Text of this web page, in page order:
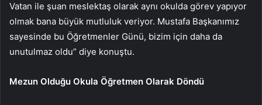
Vatan ile şuan meslektaş olarak aynı okulda görev yapıyor
olmak bana büyük mutluluk veriyor. Mustafa Başkanımız
sayesinde bu Öğretmenler Günü, bizim için daha da
unutulmaz oldu” diye konuştu.
Mezun Olduğu Okula Öğretmen Olarak Döndü